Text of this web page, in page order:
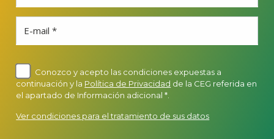
E-mail *
Conozco y acepto las condiciones expuestas a
continuación y la Política de Privacidad de la CEG referida en
el apartado de Información adicional *.
Ver condiciones para el tratamiento de sus datos